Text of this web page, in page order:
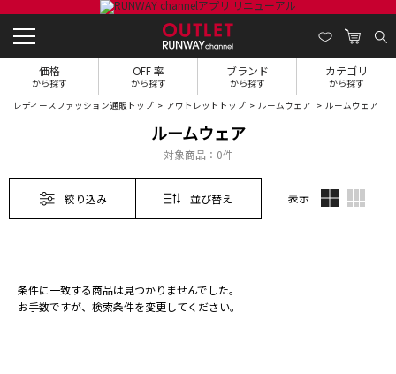
価格
から探す
OFF 率
から探す
ブランド
から探す
カテゴリ
から探す
レディースファッション通販トップ アウトレットトップ ルームウェア ルームウェア
ルームウェア
対象商品： 0件
絞り込み 並び替え 表示
条件に一致する商品は見つかりませんでした。
お手数ですが、検索条件を変更してください。